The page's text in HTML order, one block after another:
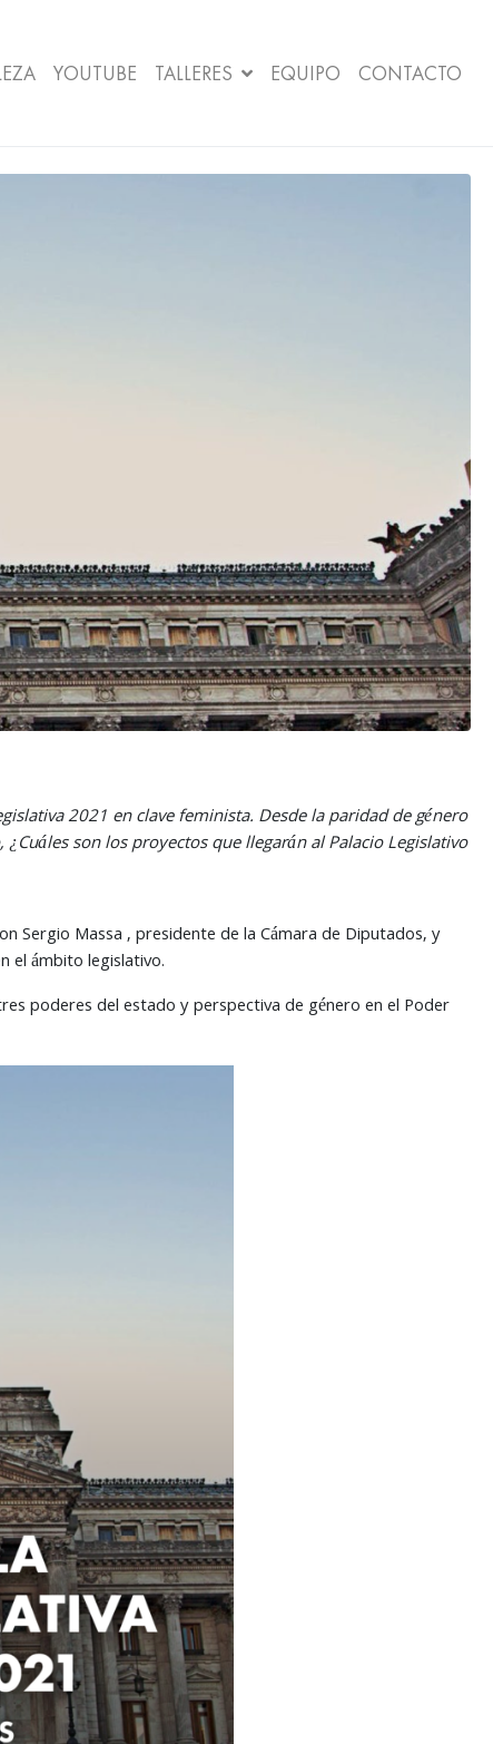
YOUTUBE TALLERES EQUIPO CONTACTO
2021 en clave feminista. Desde la paridad de género
son los proyectos que llegarán al Palacio Legislativo
Sergio Massa , presidente de la Cámara de Diputados, y
el ámbito legislativo.
poderes del estado y perspectiva de género en el Poder